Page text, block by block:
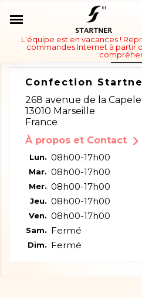
L'équipe est en vacances !
commandes Internet à partir
Confection
268 avenue de la
13010 Marseille
France
À propos et Contact 
Lun. 08h00-17h00
Mar. 08h00-17h00
Mer. 08h00-17h00
Jeu. 08h00-17h00
Ven. 08h00-17h00
Sam. Fermé
Dim. Fermé